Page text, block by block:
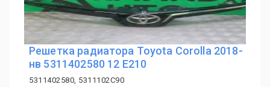
Решетка радиатора Toyota Corolla 2018-
нв 5311402580 12 E210
5311402580, 5311102C90